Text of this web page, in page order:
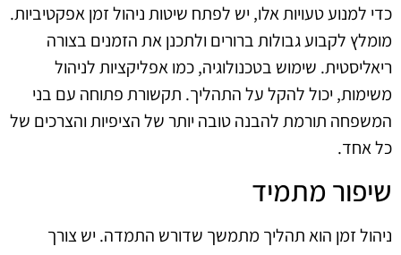
כדי למנוע טעויות אלו, יש לפתח שיטות ניהול זמן אפקטיביות.
מומלץ לקבוע גבולות ברורים ולתכנן את הזמנים בצורה
ריאליסטית. שימוש בטכנולוגיה, כמו אפליקציות לניהול
משימות, יכול להקל על התהליך. תקשורת פתוחה עם בני
המשפחה תורמת להבנה טובה יותר של הציפיות והצרכים של
כל אחד.
שיפור מתמיד
ניהול זמן הוא תהליך מתמשך שדורש התמדה. יש צורך